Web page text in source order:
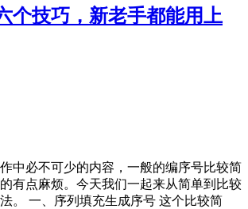
个技巧，新老手都能用上
中必不可少的内容，一般的编序号比较简
有点麻烦。今天我们一起来从简单到比较
。 一、序列填充生成序号 这个比较简